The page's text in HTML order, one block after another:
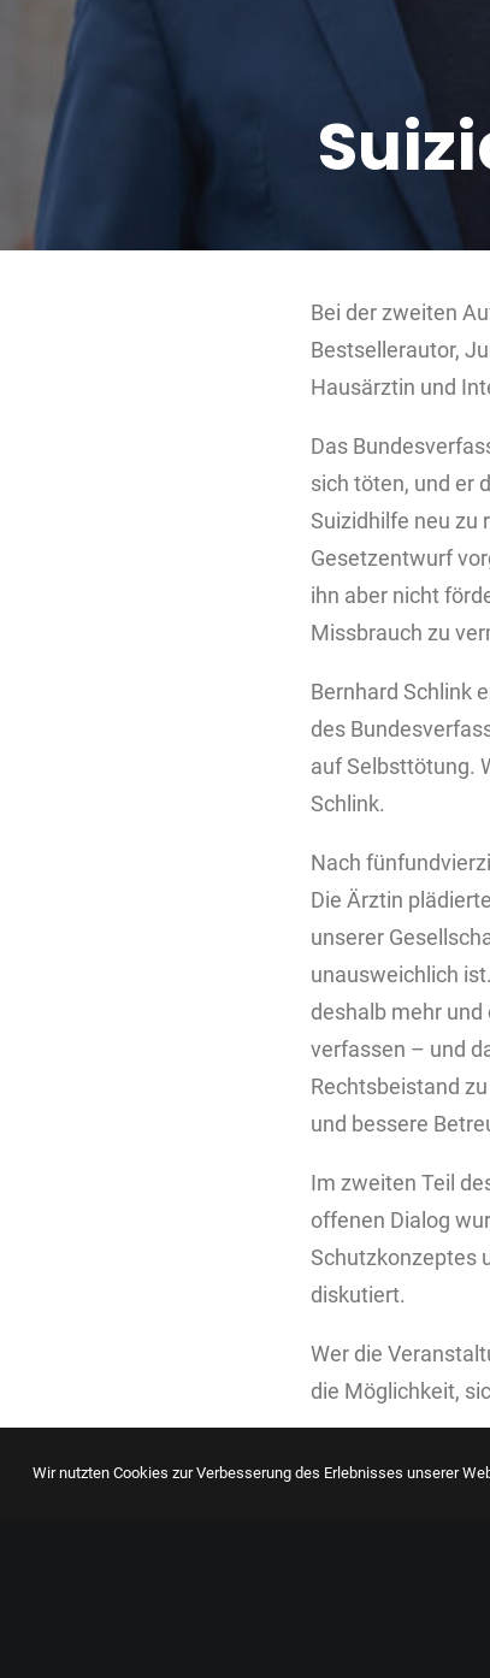
Bei der zweiten
Bestsellerautor,
Hausärztin und
Das
sich töten, und er
Suizidhilfe neu zu
Gesetzentwurf
ihn aber nicht
Missbrauch zu
Bernhard Schlink
des
auf Selbsttötung.
Schlink.
Nach
Die Ärztin
unserer
unausweichlich
deshalb mehr
verfassen – und
Rechtsbeistand
und bessere
Im zweiten Teil
offenen Dialog
Schutzkonzeptes
diskutiert.
Wer die
die Möglichkeit,
Wir nutzten Cookies zur Verbesserung des Erlebnisses unserer